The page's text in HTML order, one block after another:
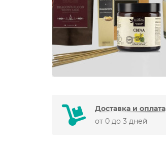
Доставка и оплата
от 0 до 3 дней